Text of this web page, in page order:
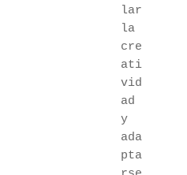
lar
la
cre
ati
vid
ad
y
ada
pta